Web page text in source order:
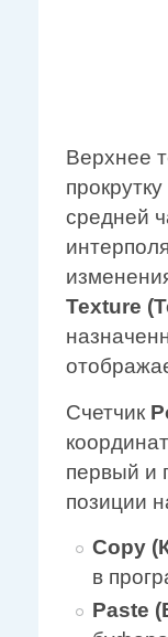
Верхнее
средней
Texture
Счетчик
первый и
позиции
Сору
в
Paste